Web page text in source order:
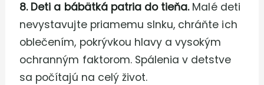
8. Deti a bábätká patria do tieňa.Malé deti
nevystavujte priamemu slnku, chráňte ich
oblečením, pokrývkou hlavy a vysokým
ochranným faktorom. Spálenia v detstve
sa počítajú na celý život.